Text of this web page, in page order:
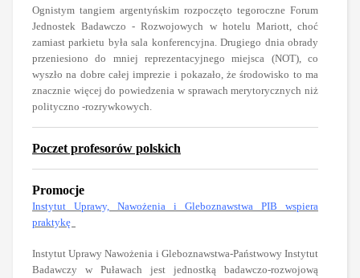
Ognistym tangiem argentyńskim rozpoczęto tegoroczne Forum
Jednostek Badawczo - Rozwojowych w hotelu Mariott, choć
zamiast parkietu była sala konferencyjna. Drugiego dnia obrady
przeniesiono do mniej reprezentacyjnego miejsca (NOT), co
wyszło na dobre całej imprezie i pokazało, że środowisko to ma
znacznie więcej do powiedzenia w sprawach merytorycznych niż
polityczno -rozrywkowych.
Poczet profesorów polskich
Promocje
Instytut Uprawy, Nawożenia i Gleboznawstwa PIB wspiera
praktykę
Instytut Uprawy Nawożenia i Gleboznawstwa-Państwowy Instytut
Badawczy w Puławach jest jednostką badawczo-rozwojową